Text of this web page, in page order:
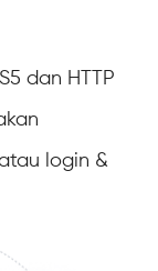
dan HTTP
login &